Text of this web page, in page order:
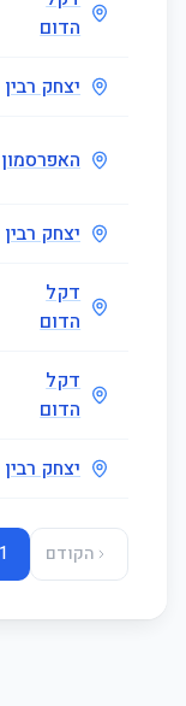
הדום
יצחק רבין
האפרסמון
יצחק רבין
דקל
הדום
דקל
הדום
יצחק רבין
הקודם 1